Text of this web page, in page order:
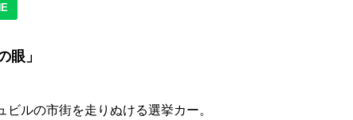
眼」
ルの市街を走りぬける選挙カー。